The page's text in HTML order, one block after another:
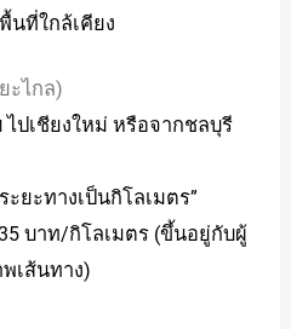
นที่ใกล้เคียง
ะไกล)
ไปเชียงใหม่ หรือจากชลบุรี
ยะทางเป็นกิโลเมตร”
บาท/กิโลเมตร (ขึ้นอยู่กับผู้
เส้นทาง)